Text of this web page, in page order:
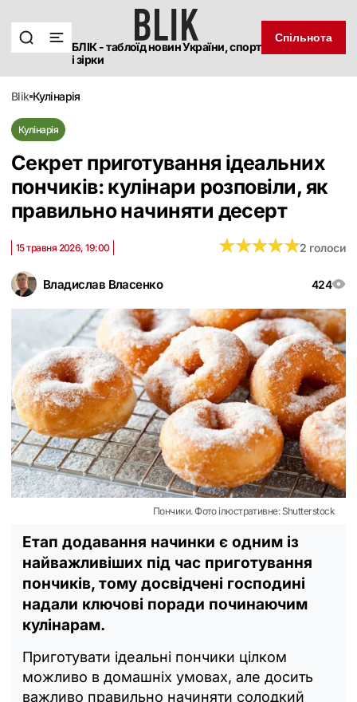
БЛІК - таблоїд новин України, спорт
і зірки
Спільнота
blik кулінарія
Кулінарія
Секрет приготування ідеальних
пончиків: кулінари розповіли, як
правильно начиняти десерт
Владислав Власенко 424
15 травня 2026, 19:00 ★★★★★
★★★★★2 голоси
Пончики. Фото ілюстративне: Shutterstock
Етап додавання начинки є одним із
найважливіших під час приготування
пончиків, тому досвідчені господині
надали ключові поради починаючим
кулінарам.
Приготувати ідеальні пончики цілком
можливо в домашніх умовах, але досить
важливо правильно начиняти солодкий